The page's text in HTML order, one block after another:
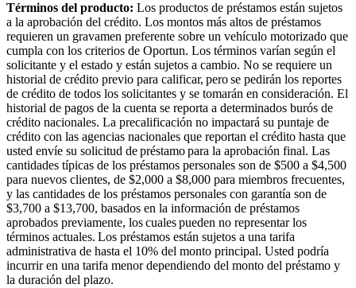
Términos del producto: Los productos de préstamos están sujetos
a la aprobación del crédito. Los montos más altos de préstamos
requieren un gravamen preferente sobre un vehículo motorizado que
cumpla con los criterios de Oportun. Los términos varían según el
solicitante y el estado y están sujetos a cambio. No se requiere un
historial de crédito previo para calificar, pero se pedirán los reportes
de crédito de todos los solicitantes y se tomarán en consideración. El
historial de pagos de la cuenta se reporta a determinados burós de
crédito nacionales. La precalificación no impactará su puntaje de
crédito con las agencias nacionales que reportan el crédito hasta que
usted envíe su solicitud de préstamo para la aprobación final. Las
cantidades típicas de los préstamos personales son de $500 a $4,500
para nuevos clientes, de $2,000 a $8,000 para miembros frecuentes,
y las cantidades de los préstamos personales con garantía son de
$3,700 a $13,700, basados en la información de préstamos
aprobados previamente, los cuales pueden no representar los
términos actuales. Los préstamos están sujetos a una tarifa
administrativa de hasta el 10% del monto principal. Usted podría
incurrir en una tarifa menor dependiendo del monto del préstamo y
la duración del plazo.